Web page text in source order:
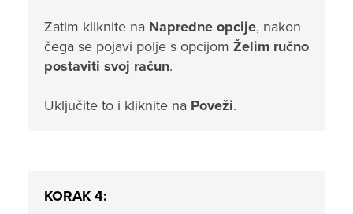
Zatim kliknite na Napredne opcije, nakon
čega se pojavi polje s opcijom Želim ručno
postaviti svoj račun.
Uključite to i kliknite na Poveži.
KORAK 4: